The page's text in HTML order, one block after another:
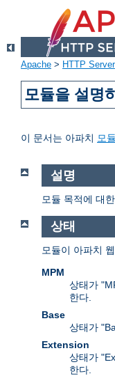
Apache > HTTP Server
모듈을 설명
이 문서는 아파치 모듈
설명
모듈 목적에 대
상태
모듈이 아파치
MPM
상태가
한다.
Base
상태가
Extension
상태가
한다.